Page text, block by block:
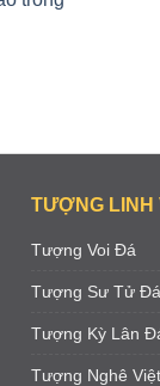
TƯỢNG LINH
Tượng Voi Đá
Tượng Sư Tử Đá
Tượng Kỳ Lân
Tượng Nghê Việt